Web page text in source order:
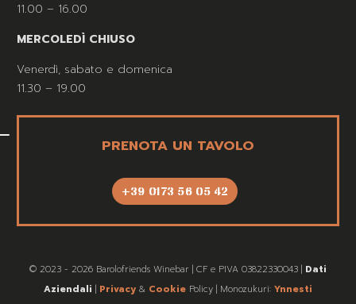
11.00 – 16.00
MERCOLEDÌ CHIUSO
Venerdì, sabato e domenica
11.30 – 19.00
PRENOTA UN TAVOLO
+39 0173 56 05 42
© 2023 - 2026 Barolofriends Winebar | CF e PIVA 03822330043 | Dati
Aziendali | Privacy & Cookie Policy | Monozukuri: Ynnesti